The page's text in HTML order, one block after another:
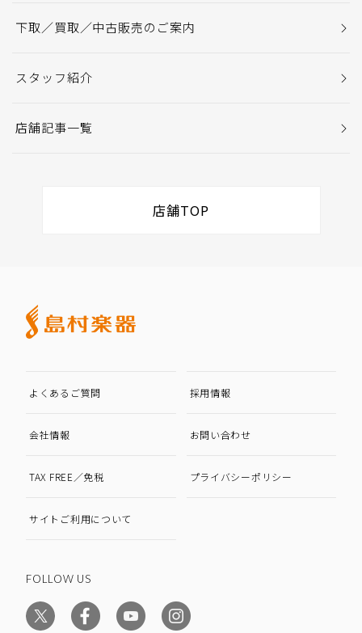
下取／買取／中古販売のご案内
スタッフ紹介
店舗記事一覧
店舗TOP
よくあるご質問 採用情報
会社情報 お問い合わせ
TAX FREE／免税 プライバシーポリシー
サイトご利用について
FOLLOW US